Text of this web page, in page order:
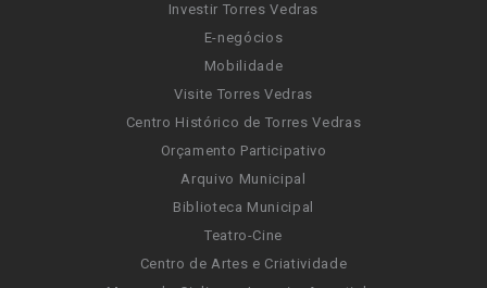
Investir Torres Vedras
E-negócios
Mobilidade
Visite Torres Vedras
Centro Histórico de Torres Vedras
Orçamento Participativo
Arquivo Municipal
Biblioteca Municipal
Teatro-Cine
Centro de Artes e Criatividade